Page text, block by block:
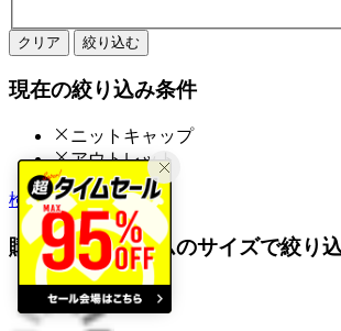
クリア 絞り込む
現在の絞り込み条件
ニットキャップ
アウトレット
検索履歴から探す
購入済みアイテムのサイズで絞り